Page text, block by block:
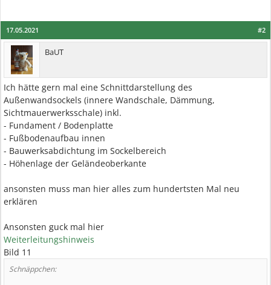
#2
17.05.2021
BaUT
Ich hätte gern mal eine Schnittdarstellung des
Außenwandsockels (innere Wandschale, Dämmung,
Sichtmauerwerksschale) inkl.
- Fundament / Bodenplatte
- Fußbodenaufbau innen
- Bauwerksabdichtung im Sockelbereich
- Höhenlage der Geländeoberkante
ansonsten muss man hier alles zum hundertsten Mal neu
erklären
Ansonsten guck mal hier
Weiterleitungshinweis
Bild 11
Schnäppchen: